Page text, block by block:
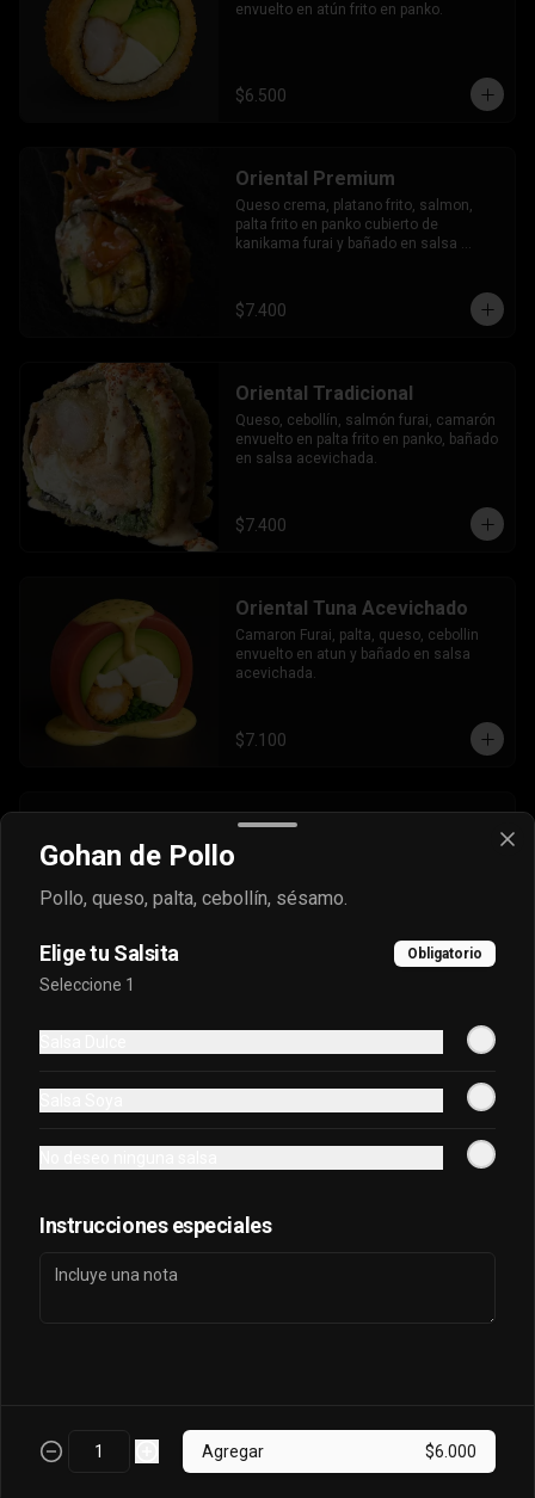
envuelto en atún frito en panko.
$6.500
Oriental Premium
Queso crema, platano frito, salmon,
palta frito en panko cubierto de
kanikama furai y bañado en salsa
$7.400
Oriental Tradicional
Queso, cebollín, salmón furai, camarón
envuelto en palta frito en panko, bañado
en salsa acevichada.
$7.400
Oriental Tuna Acevichado
Camaron Furai, palta, queso, cebollin
envuelto en atun y bañado en salsa
acevichada.
$7.100
Osaka Oriental
acevichada, coronado con masago.
Sake King Oriental
$7.800
Tori Oriental
Gohan de Pollo
Pollo, queso, palta, cebollín, sésamo.
Elige tu Salsita Obligatorio
Seleccione 1
Instrucciones especiales
Agregar $6.000